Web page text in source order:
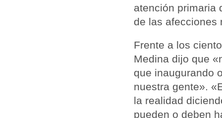
atención primaria
de las afecciones
Frente a los
Medina dijo que
que inaugurando
nuestra gente».
la realidad
pueden o deben